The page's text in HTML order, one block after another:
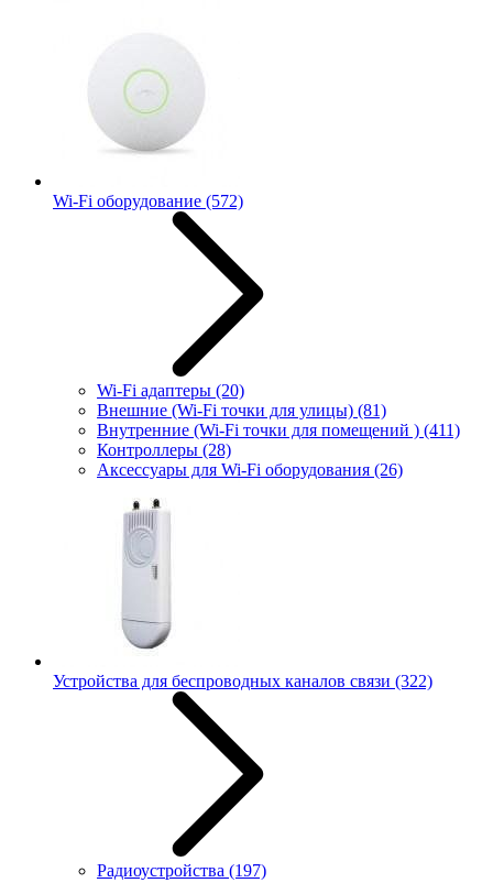
Wi-Fi оборудование (572)
Wi-Fi адаптеры (20)
Внешние (Wi-Fi точки для улицы) (81)
Внутренние (Wi-Fi точки для помещений ) (411)
Контроллеры (28)
Аксессуары для Wi-Fi оборудования (26)
Устройства для беспроводных каналов связи (322)
Радиоустройства (197)